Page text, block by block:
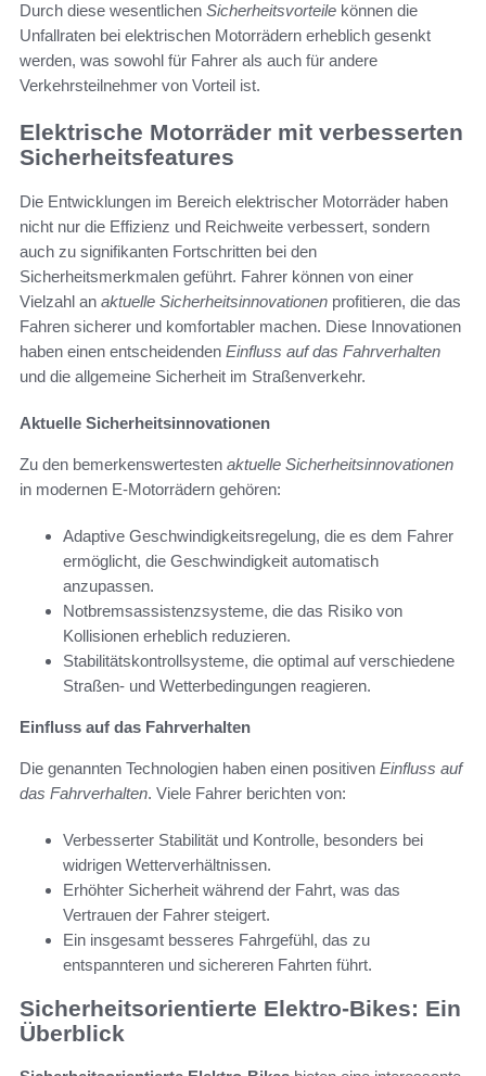
Durch diese wesentlichen Sicherheitsvorteile können die
Unfallraten bei elektrischen Motorrädern erheblich gesenkt
werden, was sowohl für Fahrer als auch für andere
Verkehrsteilnehmer von Vorteil ist.
Elektrische Motorräder mit verbesserten
Sicherheitsfeatures
Die Entwicklungen im Bereich elektrischer Motorräder haben
nicht nur die Effizienz und Reichweite verbessert, sondern
auch zu signifikanten Fortschritten bei den
Sicherheitsmerkmalen geführt. Fahrer können von einer
Vielzahl an aktuelle Sicherheitsinnovationen profitieren, die das
Fahren sicherer und komfortabler machen. Diese Innovationen
haben einen entscheidenden Einfluss auf das Fahrverhalten
und die allgemeine Sicherheit im Straßenverkehr.
Aktuelle Sicherheitsinnovationen
Zu den bemerkenswertesten aktuelle Sicherheitsinnovationen
in modernen E-Motorrädern gehören:
Adaptive Geschwindigkeitsregelung, die es dem Fahrer
ermöglicht, die Geschwindigkeit automatisch
anzupassen.
Notbremsassistenzsysteme, die das Risiko von
Kollisionen erheblich reduzieren.
Stabilitätskontrollsysteme, die optimal auf verschiedene
Straßen- und Wetterbedingungen reagieren.
Einfluss auf das Fahrverhalten
Die genannten Technologien haben einen positiven Einfluss auf
das Fahrverhalten. Viele Fahrer berichten von:
Verbesserter Stabilität und Kontrolle, besonders bei
widrigen Wetterverhältnissen.
Erhöhter Sicherheit während der Fahrt, was das
Vertrauen der Fahrer steigert.
Ein insgesamt besseres Fahrgefühl, das zu
entspannteren und sichereren Fahrten führt.
Sicherheitsorientierte Elektro-Bikes: Ein
Überblick